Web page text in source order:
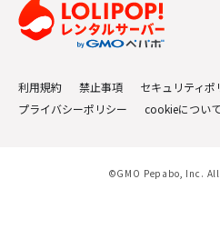
利用規約 禁止事項
セキュリティポ
プライバシーポリシー
cookieについて
©GMO Pepabo, Inc.